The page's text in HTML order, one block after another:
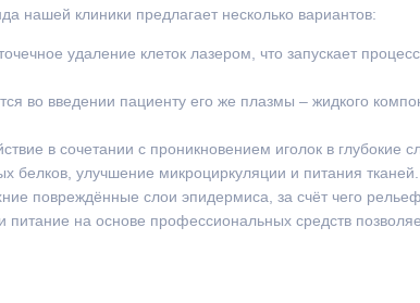
нашей клиники предлагает несколько вариантов:
удаление клеток лазером, что запускает
во введении пациенту его же плазмы – жидкого
в сочетании с проникновением иголок в
белков, улучшение микроциркуляции и питания тканей.
повреждённые слои эпидермиса, за счёт чего
на основе профессиональных средств